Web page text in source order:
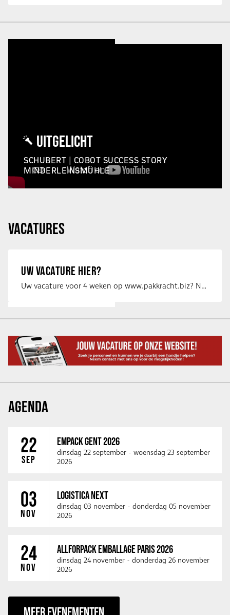
UITGELICHT
SCHUBERT | COBOT SUCCESS STORY
MINDERLEINSMÜHLE
VACATURES
UW VACATURE HIER?
Uw vacature voor 4 weken op www.pakkracht.biz? Neem dan contact op met Yannick van …
AGENDA
22
SEP
EMPACK GENT 2026
dinsdag 22 september - woensdag 23 september
2026
03
NOV
LOGISTICA NEXT
dinsdag 03 november - donderdag 05 november
2026
24
NOV
ALLFORPACK EMBALLAGE PARIS 2026
dinsdag 24 november - donderdag 26 november
2026
MEER EVENEMENTEN